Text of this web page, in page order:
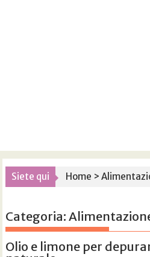
Siete qui Home >
Categoria:
Olio e limone per